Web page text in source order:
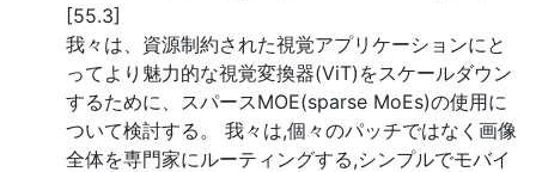
[55.3]
我々は、資源制約された視覚アプリケーションにと
ってより魅力的な視覚変換器(ViT)をスケールダウン
するために、スパースMOE(sparse MoEs)の使用に
ついて検討する。 我々は,個々のパッチではなく画像
全体を専門家にルーティングする,シンプルでモバイ